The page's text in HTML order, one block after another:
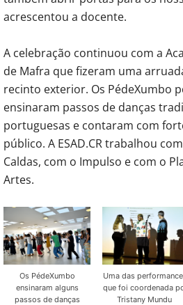
acrescentou a docente.
A celebração continuou com a
de Mafra que fizeram uma
recinto exterior. Os PédeXumbo
ensinaram passos de danças
portuguesas e contaram com
público. A ESAD.CR trabalhou
Caldas, com o Impulso e com o
Artes.
Os PédeXumbo
ensinaram alguns
passos de danças
Uma das
que foi coordenada
Tristany Mundu